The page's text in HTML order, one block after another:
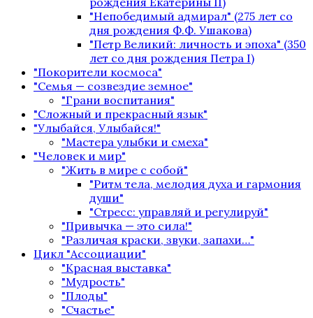
"Непобедимый адмирал" (275 лет со
дня рождения Ф.Ф. Ушакова)
"Петр Великий: личность и эпоха" (350
лет со дня рождения Петра I)
"Покорители космоса"
"Семья — созвездие земное"
"Грани воспитания"
"Сложный и прекрасный язык"
"Улыбайся, Улыбайся!"
"Мастера улыбки и смеха"
"Человек и мир"
"Жить в мире с собой"
"Ритм тела, мелодия духа и гармония
души"
"Стресс: управляй и регулируй"
"Привычка — это сила!"
"Различая краски, звуки, запахи…"
Цикл "Ассоциации"
"Красная выставка"
"Мудрость"
"Плоды"
"Счастье"